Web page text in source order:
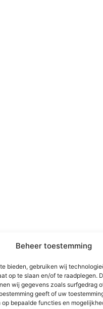
Beheer toestemming
bieden, gebruiken wij
op te slaan en/of te raadplegen.
wij gegevens zoals surfgedrag
geeft of uw
bepaalde functies en